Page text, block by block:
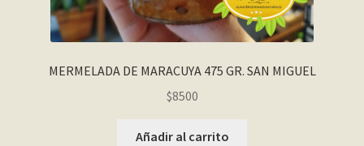
MERMELADA DE MARACUYA 475 GR. SAN MIGUEL
$8500
Añadir al carrito